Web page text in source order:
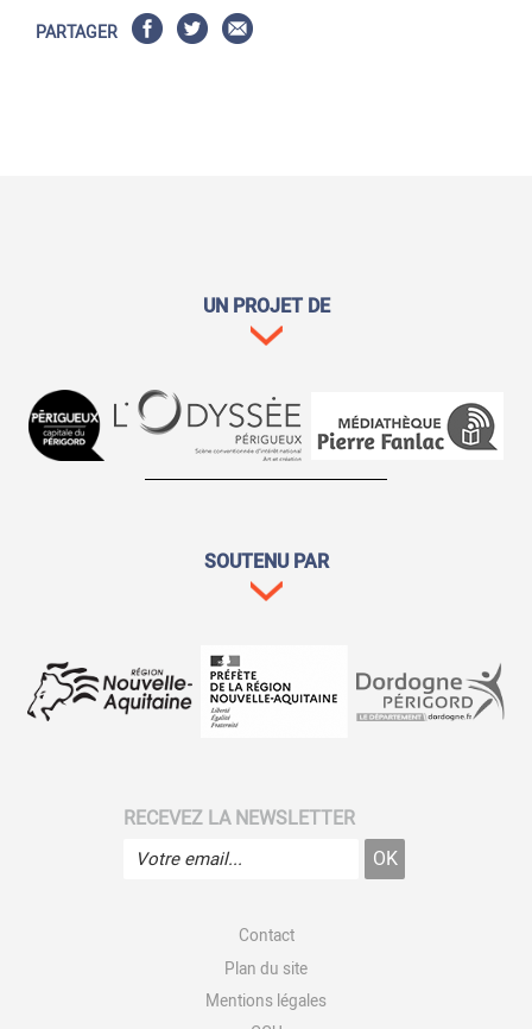
PARTAGER
UN PROJET DE
SOUTENU PAR
RECEVEZ LA NEWSLETTER
Contact
Plan du site
Mentions légales